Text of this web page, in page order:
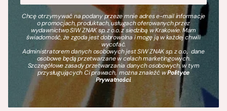
Chcę otrzymywać na podany przeze mnie adres e-mail informacje
o promocjach, produktach, usługach oferowanych przez
wydawnictwo SIW ZNAK sp. z o.o. z siedzibą w Krakowie. Mam
świadomość, że zgoda jest dobrowolna i mogę ją w każdej chwili
wycofać.
Administratorem danych osobowych jest SIW ZNAK sp. z o.o., dane
osobowe będą przetwarzane w celach marketingowych.
Szczegółowe zasady przetwarzania danych osobowych, w tym
przysługujących Ci prawach, można znaleźć wPolityce
Prywatności.